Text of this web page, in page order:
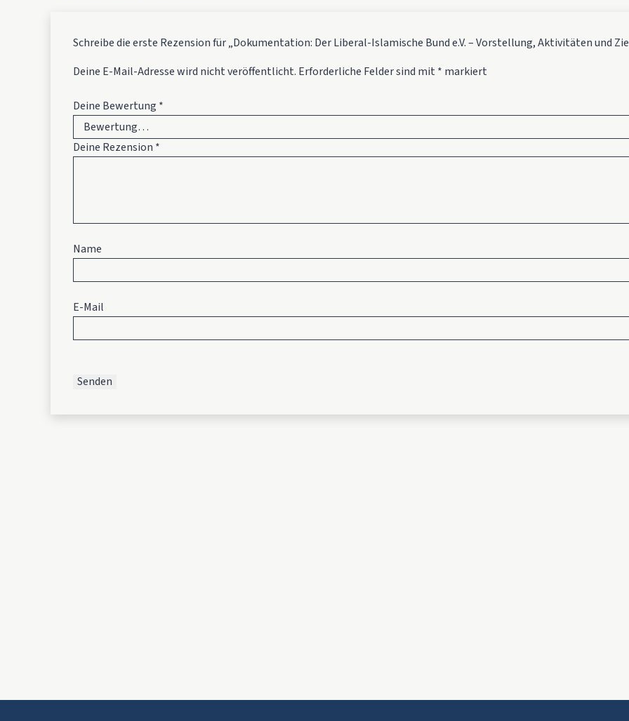
Schreibe die erste Rezension für „Dokumentation: Der Liberal-Islamische Bund e.V. – Vorstellung, Aktivitäten und
Deine E-Mail-Adresse wird nicht veröffentlicht. Erforderliche Felder sind mit * markiert
Deine Bewertung *
Deine Rezension *
Name
E-Mail